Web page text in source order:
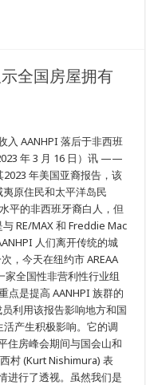
全国房屋拥有
入 AANHPI 落后于非西班
年 3 月 16 日）讯 ——
2023 年美国亚裔报告，该
原住民和太平洋岛民
平的非西班牙裔白人，但
RE/MAX 和 Freddie Mac
人们离开传统的城
，今天在纽约市 AREAA
家全国性非营利性行业组
点是提高 AANHPI 族群的
利用该报告影响地方和国
产生积极影响。它的调
住房峰会期间与国会山和
村 (Kurt Nishimura) 表
进行了透视。虽然我们是